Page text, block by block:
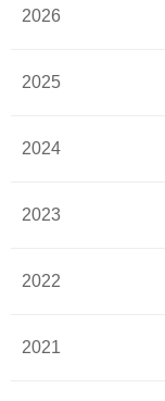
2026
2025
2024
2023
2022
2021